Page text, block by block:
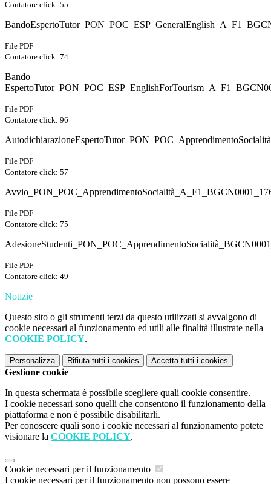
Contatore click: 55
File PDF
Contatore click: 74
Bando
File PDF
Contatore click: 96
File PDF
Contatore click: 57
File PDF
Contatore click: 75
File PDF
Contatore click: 49
Notizie
Questo sito o gli strumenti terzi da questo utilizzati si avvalgono di
cookie necessari al funzionamento ed utili alle finalità illustrate nella
COOKIE POLICY.
Personalizza Rifiuta tutti i cookies Accetta tutti i cookies
Gestione cookie
In questa schermata è possibile scegliere quali cookie consentire.
I cookie necessari sono quelli che consentono il funzionamento della
piattaforma e non è possibile disabilitarli.
Per conoscere quali sono i cookie necessari al funzionamento potete
visionare la COOKIE POLICY.
Cookie necessari per il funzionamento
I cookie necessari per il funzionamento non possono essere